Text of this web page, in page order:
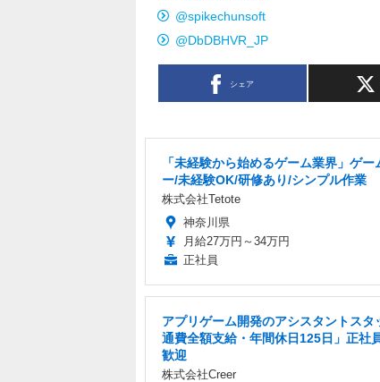
@spikechunsoft
@DbDBHVR_JP
シェア
「未経験から始めるゲーム業界」ゲー
ー/未経験OK/研修あり/シンプル作業
株式会社Tetote
神奈川県
月給27万円～34万円
正社員
アプリゲーム開発のアシスタントスタ
通費全額支給・年間休日125日」正社
歓迎
株式会社Creer